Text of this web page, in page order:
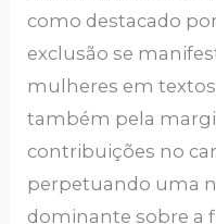
como destacado
exclusão se
mulheres em
também pela
contribuições no
perpetuando uma
dominante sobre a